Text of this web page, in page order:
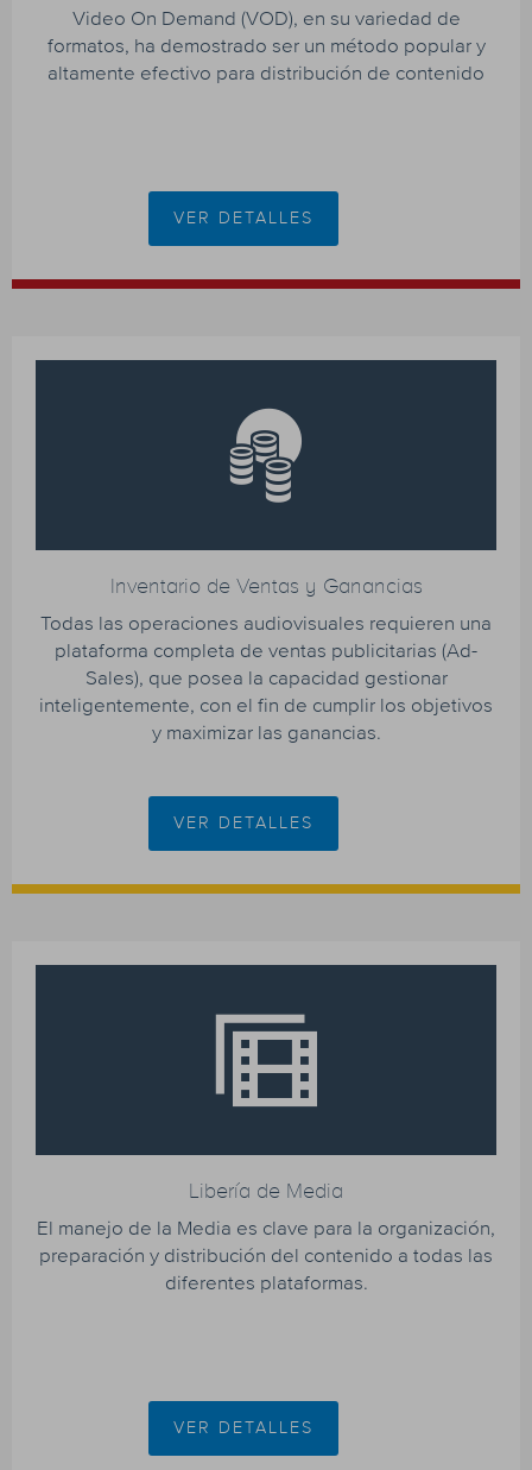
Video On Demand (VOD), en su variedad de
formatos, ha demostrado ser un método popular y
altamente efectivo para distribución de contenido
VER DETALLES
Inventario de Ventas y Ganancias
Todas las operaciones audiovisuales requieren una
plataforma completa de ventas publicitarias (Ad-
Sales), que posea la capacidad gestionar
inteligentemente, con el fin de cumplir los objetivos
y maximizar las ganancias.
VER DETALLES
Libería de Media
El manejo de la Media es clave para la organización,
preparación y distribución del contenido a todas las
diferentes plataformas.
VER DETALLES